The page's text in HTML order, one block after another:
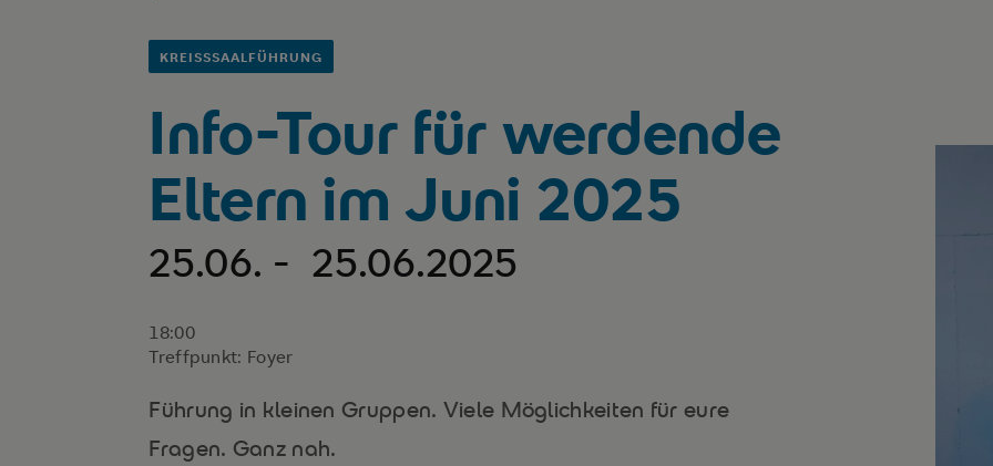
KREISSSAALFÜHRUNG
Info-Tour für werdende
Eltern im Juni 2025
25.06. - 25.06.2025
18:00
Treffpunkt: Foyer
Führung in kleinen Gruppen. Viele Möglichkeiten für eure
Fragen. Ganz nah.